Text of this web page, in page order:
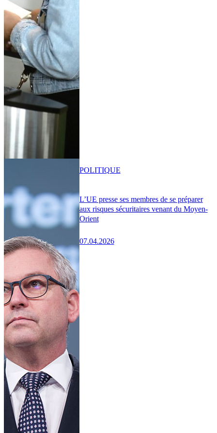
L’UE presse ses membres de se préparer
aux risques sécuritaires venant du Moyen-
Orient
07.04.2026
POLITIQUE